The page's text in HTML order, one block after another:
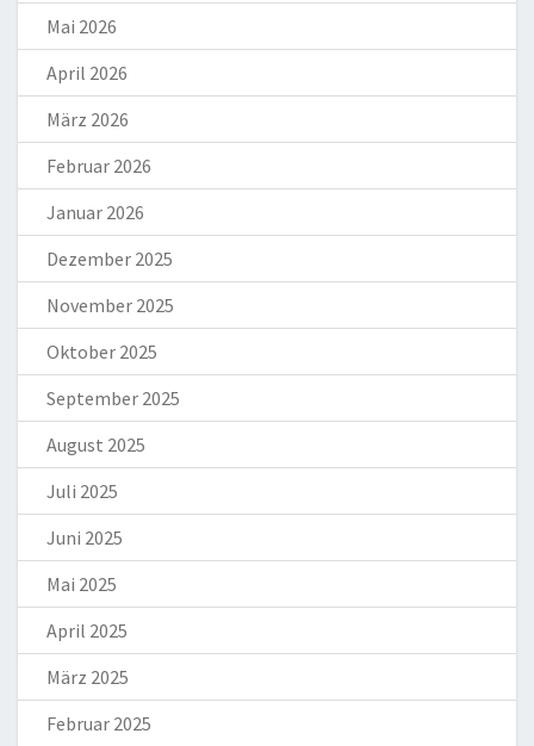
Mai 2026
April 2026
März 2026
Februar 2026
Januar 2026
Dezember 2025
November 2025
Oktober 2025
September 2025
August 2025
Juli 2025
Juni 2025
Mai 2025
April 2025
März 2025
Februar 2025